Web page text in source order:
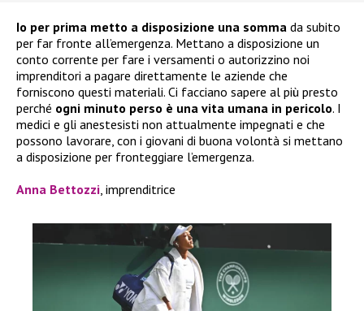
Io per prima metto a disposizione una somma da subito
per far fronte all’emergenza. Mettano a disposizione un
conto corrente per fare i versamenti o autorizzino noi
imprenditori a pagare direttamente le aziende che
forniscono questi materiali. Ci facciano sapere al più presto
perché ogni minuto perso è una vita umana in pericolo. I
medici e gli anestesisti non attualmente impegnati e che
possono lavorare, con i giovani di buona volontà si mettano
a disposizione per fronteggiare l’emergenza.
Anna Bettozzi , imprenditrice